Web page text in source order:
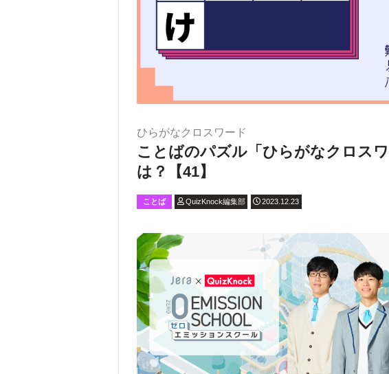
ひらがなクロスワード
ことばのパズル「ひらがなクロス
は？【41】
ことば QuizKnock編集部 2023.12.23